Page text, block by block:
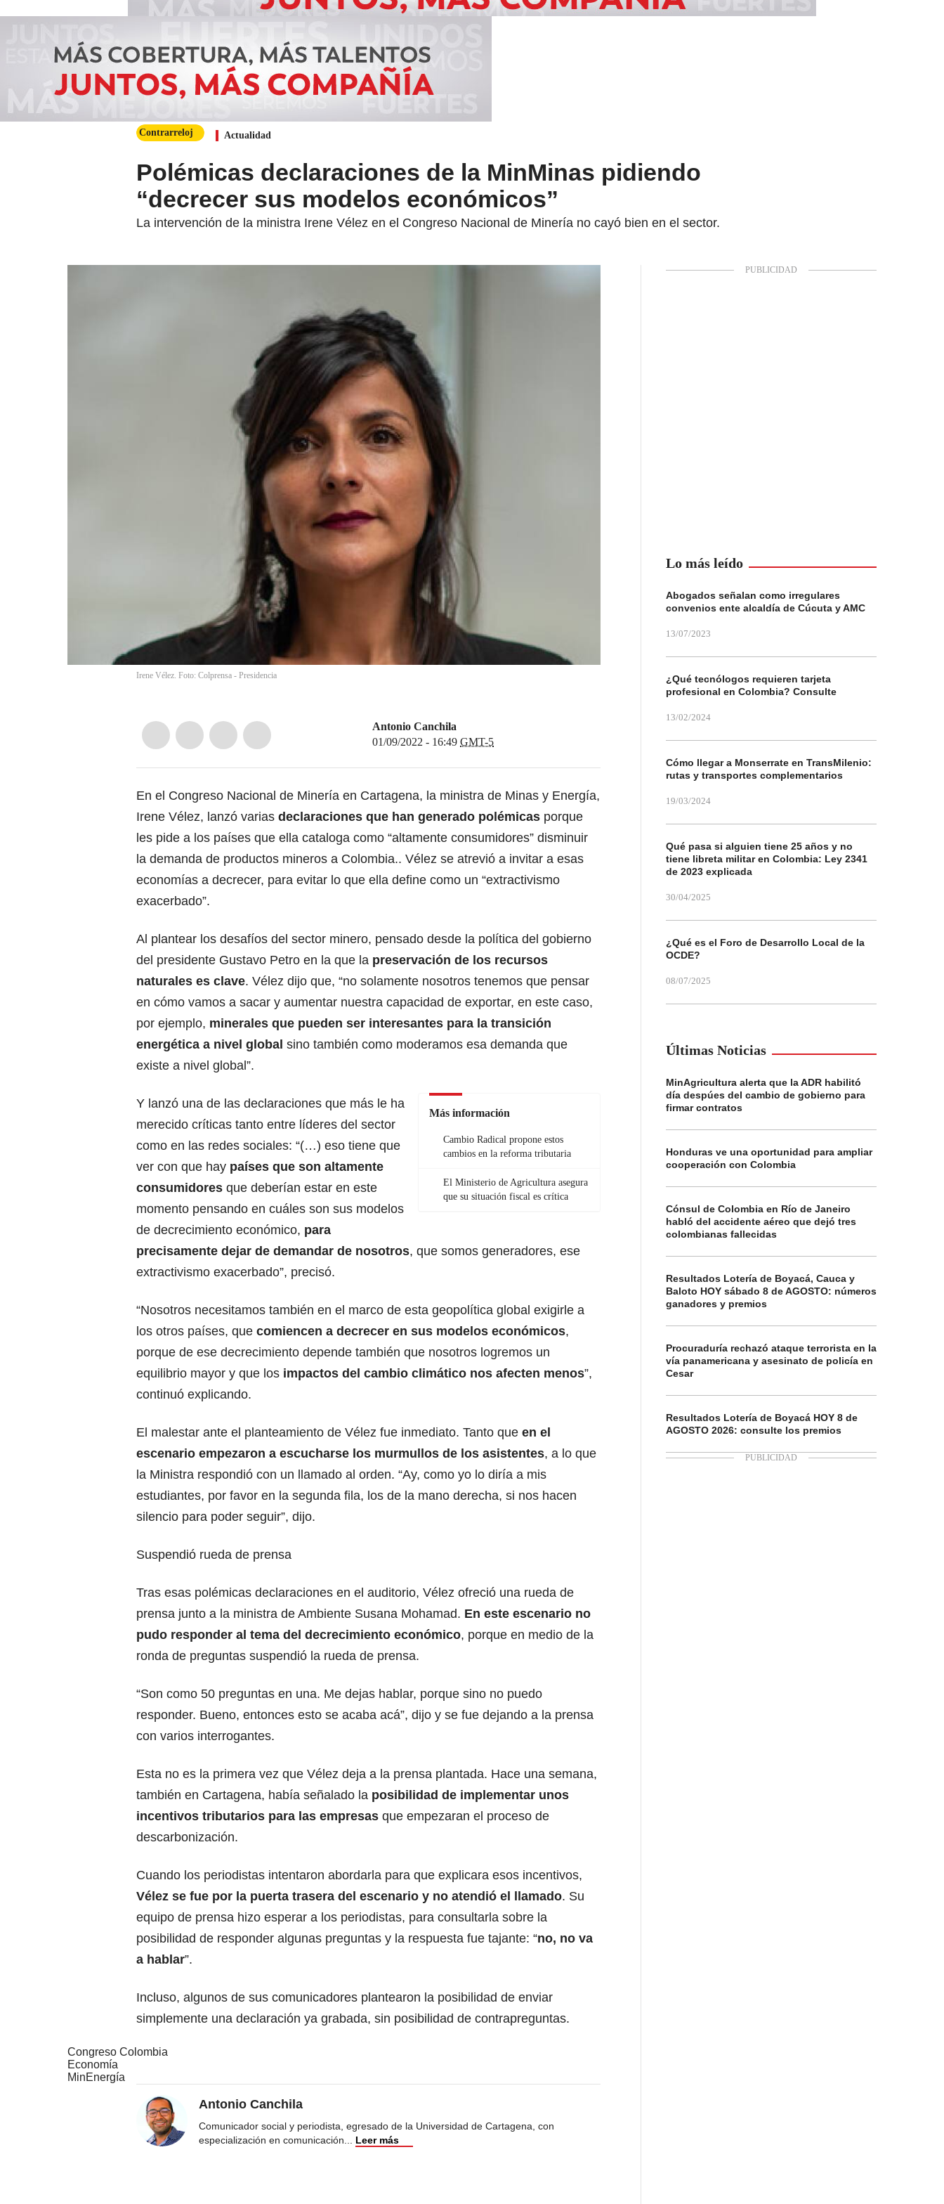
Contrarreloj Actualidad
Polémicas declaraciones de la MinMinas pidiendo
“decrecer sus modelos económicos”
La intervención de la ministra Irene Vélez en el Congreso Nacional de Minería no cayó bien en el sector.
Irene Vélez. Foto: Colprensa - Presidencia
Antonio Canchila
01/09/2022 - 16:49 GMT-5
En el Congreso Nacional de Minería en Cartagena, la ministra de Minas y Energía,
Irene Vélez, lanzó varias declaraciones que han generado polémicas porque
les pide a los países que ella cataloga como “altamente consumidores” disminuir
la demanda de productos mineros a Colombia.. Vélez se atrevió a invitar a esas
economías a decrecer, para evitar lo que ella define como un “extractivismo
exacerbado”.
Al plantear los desafíos del sector minero, pensado desde la política del gobierno
del presidente Gustavo Petro en la que la preservación de los recursos
naturales es clave. Vélez dijo que, “no solamente nosotros tenemos que pensar
en cómo vamos a sacar y aumentar nuestra capacidad de exportar, en este caso,
por ejemplo, minerales que pueden ser interesantes para la transición
energética a nivel global sino también como moderamos esa demanda que
existe a nivel global”.
Más información
Cambio Radical propone estos
cambios en la reforma tributaria
El Ministerio de Agricultura asegura
que su situación fiscal es crítica
Y lanzó una de las declaraciones que más le ha
merecido críticas tanto entre líderes del sector
como en las redes sociales: “(…) eso tiene que
ver con que hay países que son altamente
consumidores que deberían estar en este
momento pensando en cuáles son sus modelos
de decrecimiento económico, para
precisamente dejar de demandar de nosotros, que somos generadores, ese
extractivismo exacerbado”, precisó.
“Nosotros necesitamos también en el marco de esta geopolítica global exigirle a
los otros países, que comiencen a decrecer en sus modelos económicos,
porque de ese decrecimiento depende también que nosotros logremos un
equilibrio mayor y que los impactos del cambio climático nos afecten menos”,
continuó explicando.
El malestar ante el planteamiento de Vélez fue inmediato. Tanto que en el
escenario empezaron a escucharse los murmullos de los asistentes, a lo que
la Ministra respondió con un llamado al orden. “Ay, como yo lo diría a mis
estudiantes, por favor en la segunda fila, los de la mano derecha, si nos hacen
silencio para poder seguir”, dijo.
Suspendió rueda de prensa
Tras esas polémicas declaraciones en el auditorio, Vélez ofreció una rueda de
prensa junto a la ministra de Ambiente Susana Mohamad. En este escenario no
pudo responder al tema del decrecimiento económico, porque en medio de la
ronda de preguntas suspendió la rueda de prensa.
“Son como 50 preguntas en una. Me dejas hablar, porque sino no puedo
responder. Bueno, entonces esto se acaba acá”, dijo y se fue dejando a la prensa
con varios interrogantes.
Esta no es la primera vez que Vélez deja a la prensa plantada. Hace una semana,
también en Cartagena, había señalado la posibilidad de implementar unos
incentivos tributarios para las empresas que empezaran el proceso de
descarbonización.
Cuando los periodistas intentaron abordarla para que explicara esos incentivos,
Vélez se fue por la puerta trasera del escenario y no atendió el llamado. Su
equipo de prensa hizo esperar a los periodistas, para consultarla sobre la
posibilidad de responder algunas preguntas y la respuesta fue tajante: “no, no va
a hablar”.
Incluso, algunos de sus comunicadores plantearon la posibilidad de enviar
simplemente una declaración ya grabada, sin posibilidad de contrapreguntas.
Congreso Colombia
Economía
MinEnergía
Antonio Canchila
Comunicador social y periodista, egresado de la Universidad de Cartagena, con
especialización en comunicación... Leer más
Lo más leído
Abogados señalan como irregulares
convenios ente alcaldía de Cúcuta y AMC
13/07/2023
¿Qué tecnólogos requieren tarjeta
profesional en Colombia? Consulte
13/02/2024
Cómo llegar a Monserrate en TransMilenio:
rutas y transportes complementarios
19/03/2024
Qué pasa si alguien tiene 25 años y no
tiene libreta militar en Colombia: Ley 2341
de 2023 explicada
30/04/2025
¿Qué es el Foro de Desarrollo Local de la
OCDE?
08/07/2025
Últimas Noticias
MinAgricultura alerta que la ADR habilitó
día despúes del cambio de gobierno para
firmar contratos
Honduras ve una oportunidad para ampliar
cooperación con Colombia
Cónsul de Colombia en Río de Janeiro
habló del accidente aéreo que dejó tres
colombianas fallecidas
Resultados Lotería de Boyacá, Cauca y
Baloto HOY sábado 8 de AGOSTO: números
ganadores y premios
Procuraduría rechazó ataque terrorista en la
vía panamericana y asesinato de policía en
Cesar
Resultados Lotería de Boyacá HOY 8 de
AGOSTO 2026: consulte los premios